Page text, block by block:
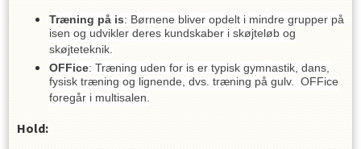
Træning på is: Børnene bliver opdelt i mindre grupper på
isen og udvikler deres kundskaber i skøjteløb og
skøjteteknik.
OFFice: Træning uden for is er typisk gymnastik, dans,
fysisk træning og lignende, dvs. træning på gulv. OFFice
foregår i multisalen.
Hold: